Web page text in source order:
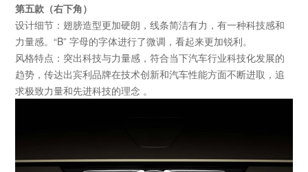
第五款（右下角）
设计细节：翅膀造型更加硬朗，线条简洁有力，有一种科技感和
力量感。“B”字母的字体进行了微调，看起来更加锐利。
风格特点：突出科技与力量感，符合当下汽车行业科技化发展的
趋势，传达出宾利品牌在技术创新和汽车性能方面不断进取，追
求极致力量和先进科技的理念 。